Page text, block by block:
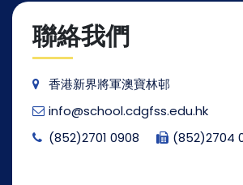
聯絡我們
香港新界將軍澳寶林邨
info@school.cdgfss.edu.hk
(852)2701 0908
(852)2704